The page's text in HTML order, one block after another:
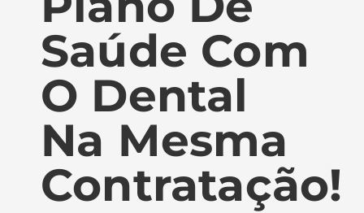
Saúde Com
O Dental
Na Mesma
Contratação!